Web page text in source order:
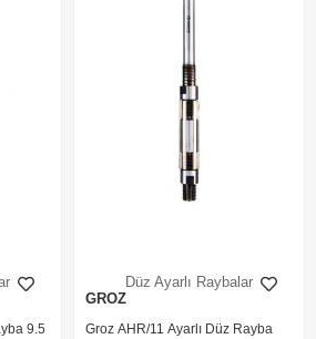
9.5
Düz Ayarlı Raybalar
GROZ
Groz AHR/11 Ayarlı Düz Rayba